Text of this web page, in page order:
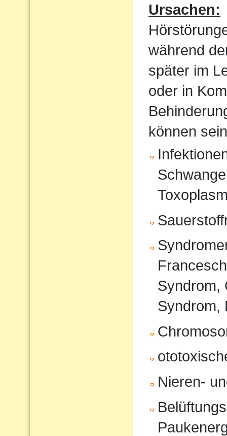
Ursachen:
während
später im
oder in
können
Syndrom,
Syndrom,
Nieren-